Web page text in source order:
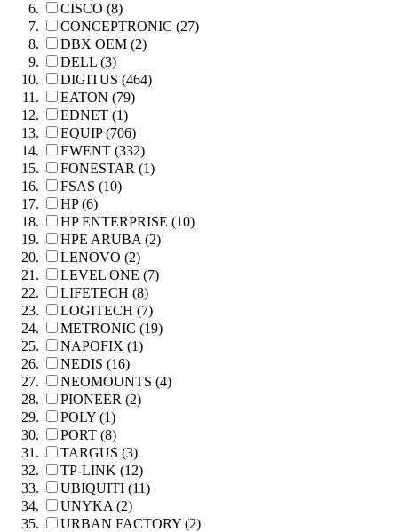
CISCO (8)
CONCEPTRONIC (27)
DBX OEM (2)
DELL (3)
DIGITUS (464)
EATON (79)
EDNET (1)
EQUIP (706)
EWENT (332)
FONESTAR (1)
FSAS (10)
HP (6)
HP ENTERPRISE (10)
HPE ARUBA (2)
LENOVO (2)
LEVEL ONE (7)
LIFETECH (8)
LOGITECH (7)
METRONIC (19)
NAPOFIX (1)
NEDIS (16)
NEOMOUNTS (4)
PIONEER (2)
POLY (1)
PORT (8)
TARGUS (3)
TP-LINK (12)
UBIQUITI (11)
UNYKA (2)
URBAN FACTORY (2)